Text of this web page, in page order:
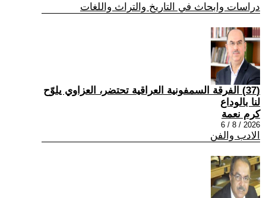
دراسات وابحاث في التاريخ والتراث واللغات
(37) الفرقة السمفونية العراقية تحتضر، العزاوي يلوّح
لنا بالوداع
كرم نعمة
2026 / 8 / 6
الادب والفن